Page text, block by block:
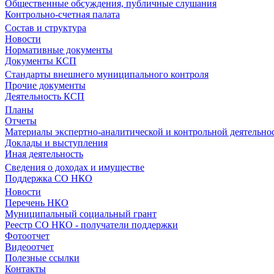
Общественные обсуждения, публичные слушания
Контрольно-счетная палата
Состав и структура
Новости
Нормативные документы
Документы КСП
Стандарты внешнего муниципального контроля
Прочие документы
Деятельность КСП
Планы
Отчеты
Материалы экспертно-аналитической и контрольной
Доклады и выступления
Иная деятельность
Сведения о доходах и имуществе
Поддержка СО НКО
Новости
Перечень НКО
Муниципальный социальный грант
Реестр СО НКО - получатели поддержки
Фотоотчет
Видеоотчет
Полезные ссылки
Контакты